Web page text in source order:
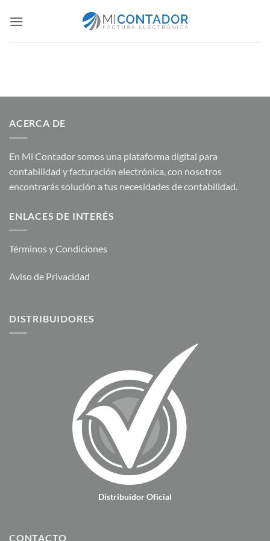
ACERCA DE
En Mi Contador somos una plataforma digital para
contabilidad y facturación electrónica, con nosotros
encontrarás solución a tus necesidades de contabilidad.
ENLACES DE INTERÉS
Términos y Condiciones
Aviso de Privacidad
DISTRIBUIDORES
Distribuidor Oficial
CONTACTO